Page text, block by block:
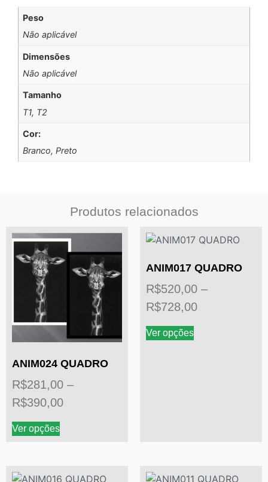
Peso
Não aplicável
Dimensões
Não aplicável
Tamanho
T1, T2
Cor:
Branco, Preto
Produtos relacionados
ANIM024 QUADRO
R$281,00 –
R$390,00
Ver opções
ANIM017 QUADRO
R$520,00 –
R$728,00
Ver opções